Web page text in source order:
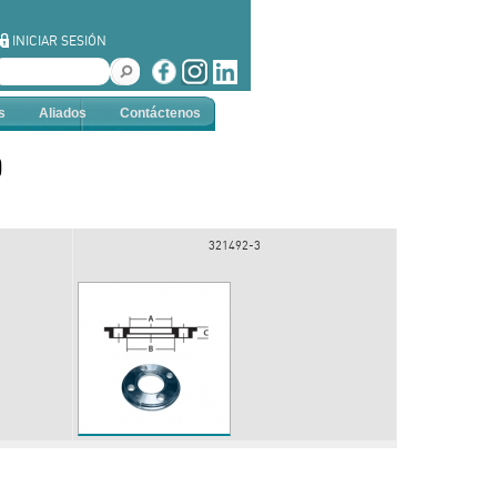
INICIAR SESIÓN
321492-3
Aliados Contáctenos